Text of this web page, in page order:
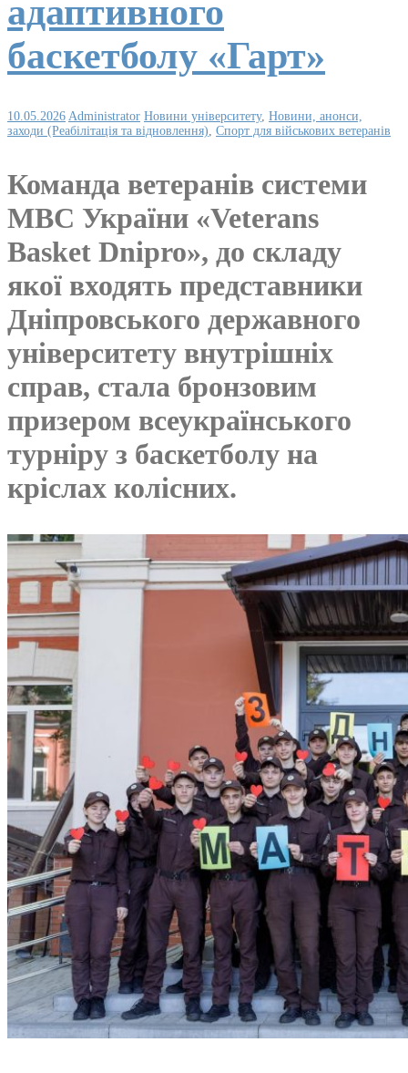
адаптивного
баскетболу «Гарт»
10.05.2026 Administrator Новини університету, Новини, анонси,
заходи (Реабілітація та відновлення) Спорт для військових ветеранів
Команда ветеранів системи
МВС України «Veterans
Basket Dnipro», до складу
якої входять представники
Дніпровського державного
університету внутрішніх
справ, стала бронзовим
призером всеукраїнського
турніру з баскетболу на
кріслах колісних.